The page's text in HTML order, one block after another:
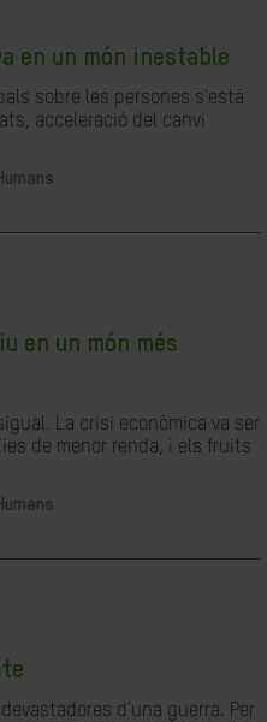
en un món inestable
sobre les persones s'està
acceleració del canvi
en un món més
La crisi econòmica va ser
de menor renda, i els fruits
d'una guerra. Per